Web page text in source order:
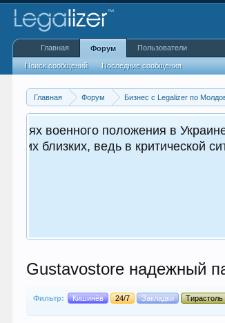
Главная Форум Бизнес с Legalizer по
важным как для вас, так и
Gustavostore надежный
Фильтр: Кишинёв 24/7 Закладки Тирастоль
Главная Форум
Поиск сообщений Последние сообщения
Пользователи